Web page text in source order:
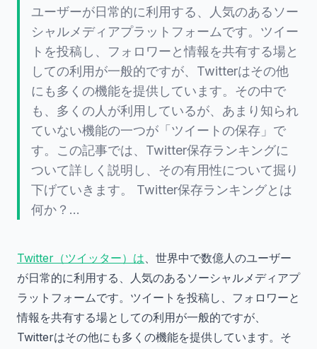
ユーザーが日常的に利用する、人気のあるソー
シャルメディアプラットフォームです。ツイー
トを投稿し、フォロワーと情報を共有する場と
しての利用が一般的ですが、Twitterはその他
にも多くの機能を提供しています。その中で
も、多くの人が利用しているが、あまり知られ
ていない機能の一つが「ツイートの保存」で
す。この記事では、Twitter保存ランキングに
ついて詳しく説明し、その有用性について掘り
下げていきます。 Twitter保存ランキングとは
何か？…
Twitter（ツイッター）は、世界中で数億人のユーザー
が日常的に利用する、人気のあるソーシャルメディアプ
ラットフォームです。ツイートを投稿し、フォロワーと
情報を共有する場としての利用が一般的ですが、
Twitterはその他にも多くの機能を提供しています。そ